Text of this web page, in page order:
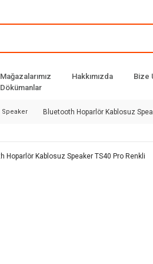
Mağazalarımız Hakkımızda Bize
Dökümanlar
Speaker Bluetooth Hoparlör Kablosuz